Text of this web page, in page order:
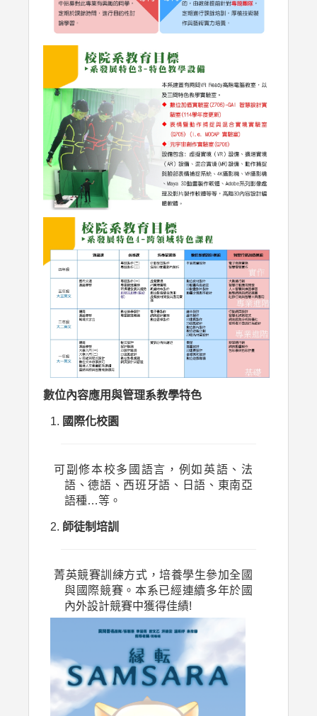
數位內容應用與管理系教學特色
國際化校園
可副修本校多國語言，例如英語、法
語、德語、西班牙語、日語、東南亞
語種…等。
師徒制培訓
菁英競賽訓練方式，培養學生參加全國
與國際競賽。本系已經連續多年於國
內外設計競賽中獲得佳績!